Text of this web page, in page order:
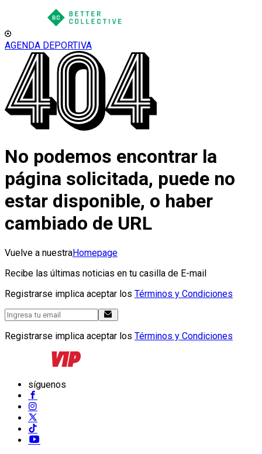
AGENDA DEPORTIVA
No podemos encontrar la
página solicitada, puede no
estar disponible, o haber
cambiado de URL
Vuelve a nuestraHomepage
Recibe las últimas noticias en tu casilla de E-mail
Registrarse implica aceptar los Términos y Condiciones
Registrarse implica aceptar los Términos y Condiciones
síguenos